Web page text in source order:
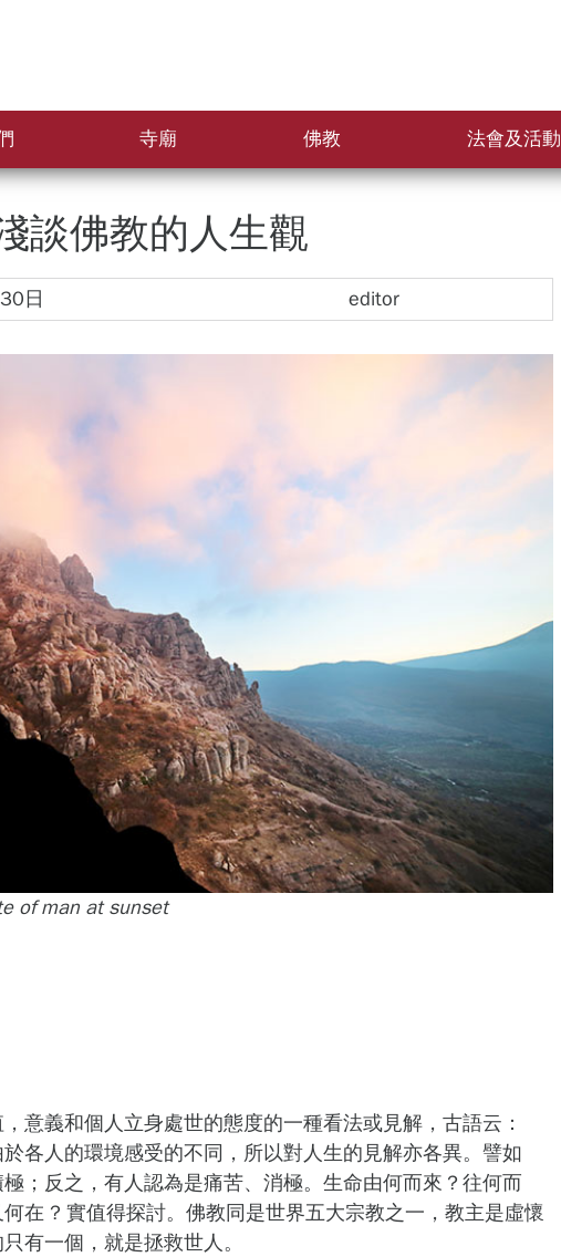
寺廟 佛教 法會及活動
談佛教的人生觀
日 editor
of man at sunset
意義和個人立身處世的態度的一種看法或見解，古語云：
於各人的環境感受的不同，所以對人生的見解亦各異。譬如
；反之，有人認為是痛苦、消極。生命由何而來？往何而
在 ? 實值得探討。佛教同是世界五大宗教之一，教主是虛懷
有一個，就是拯救世人。